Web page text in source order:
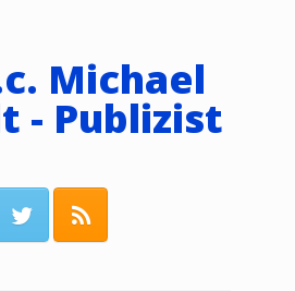
Michael
- Publizist